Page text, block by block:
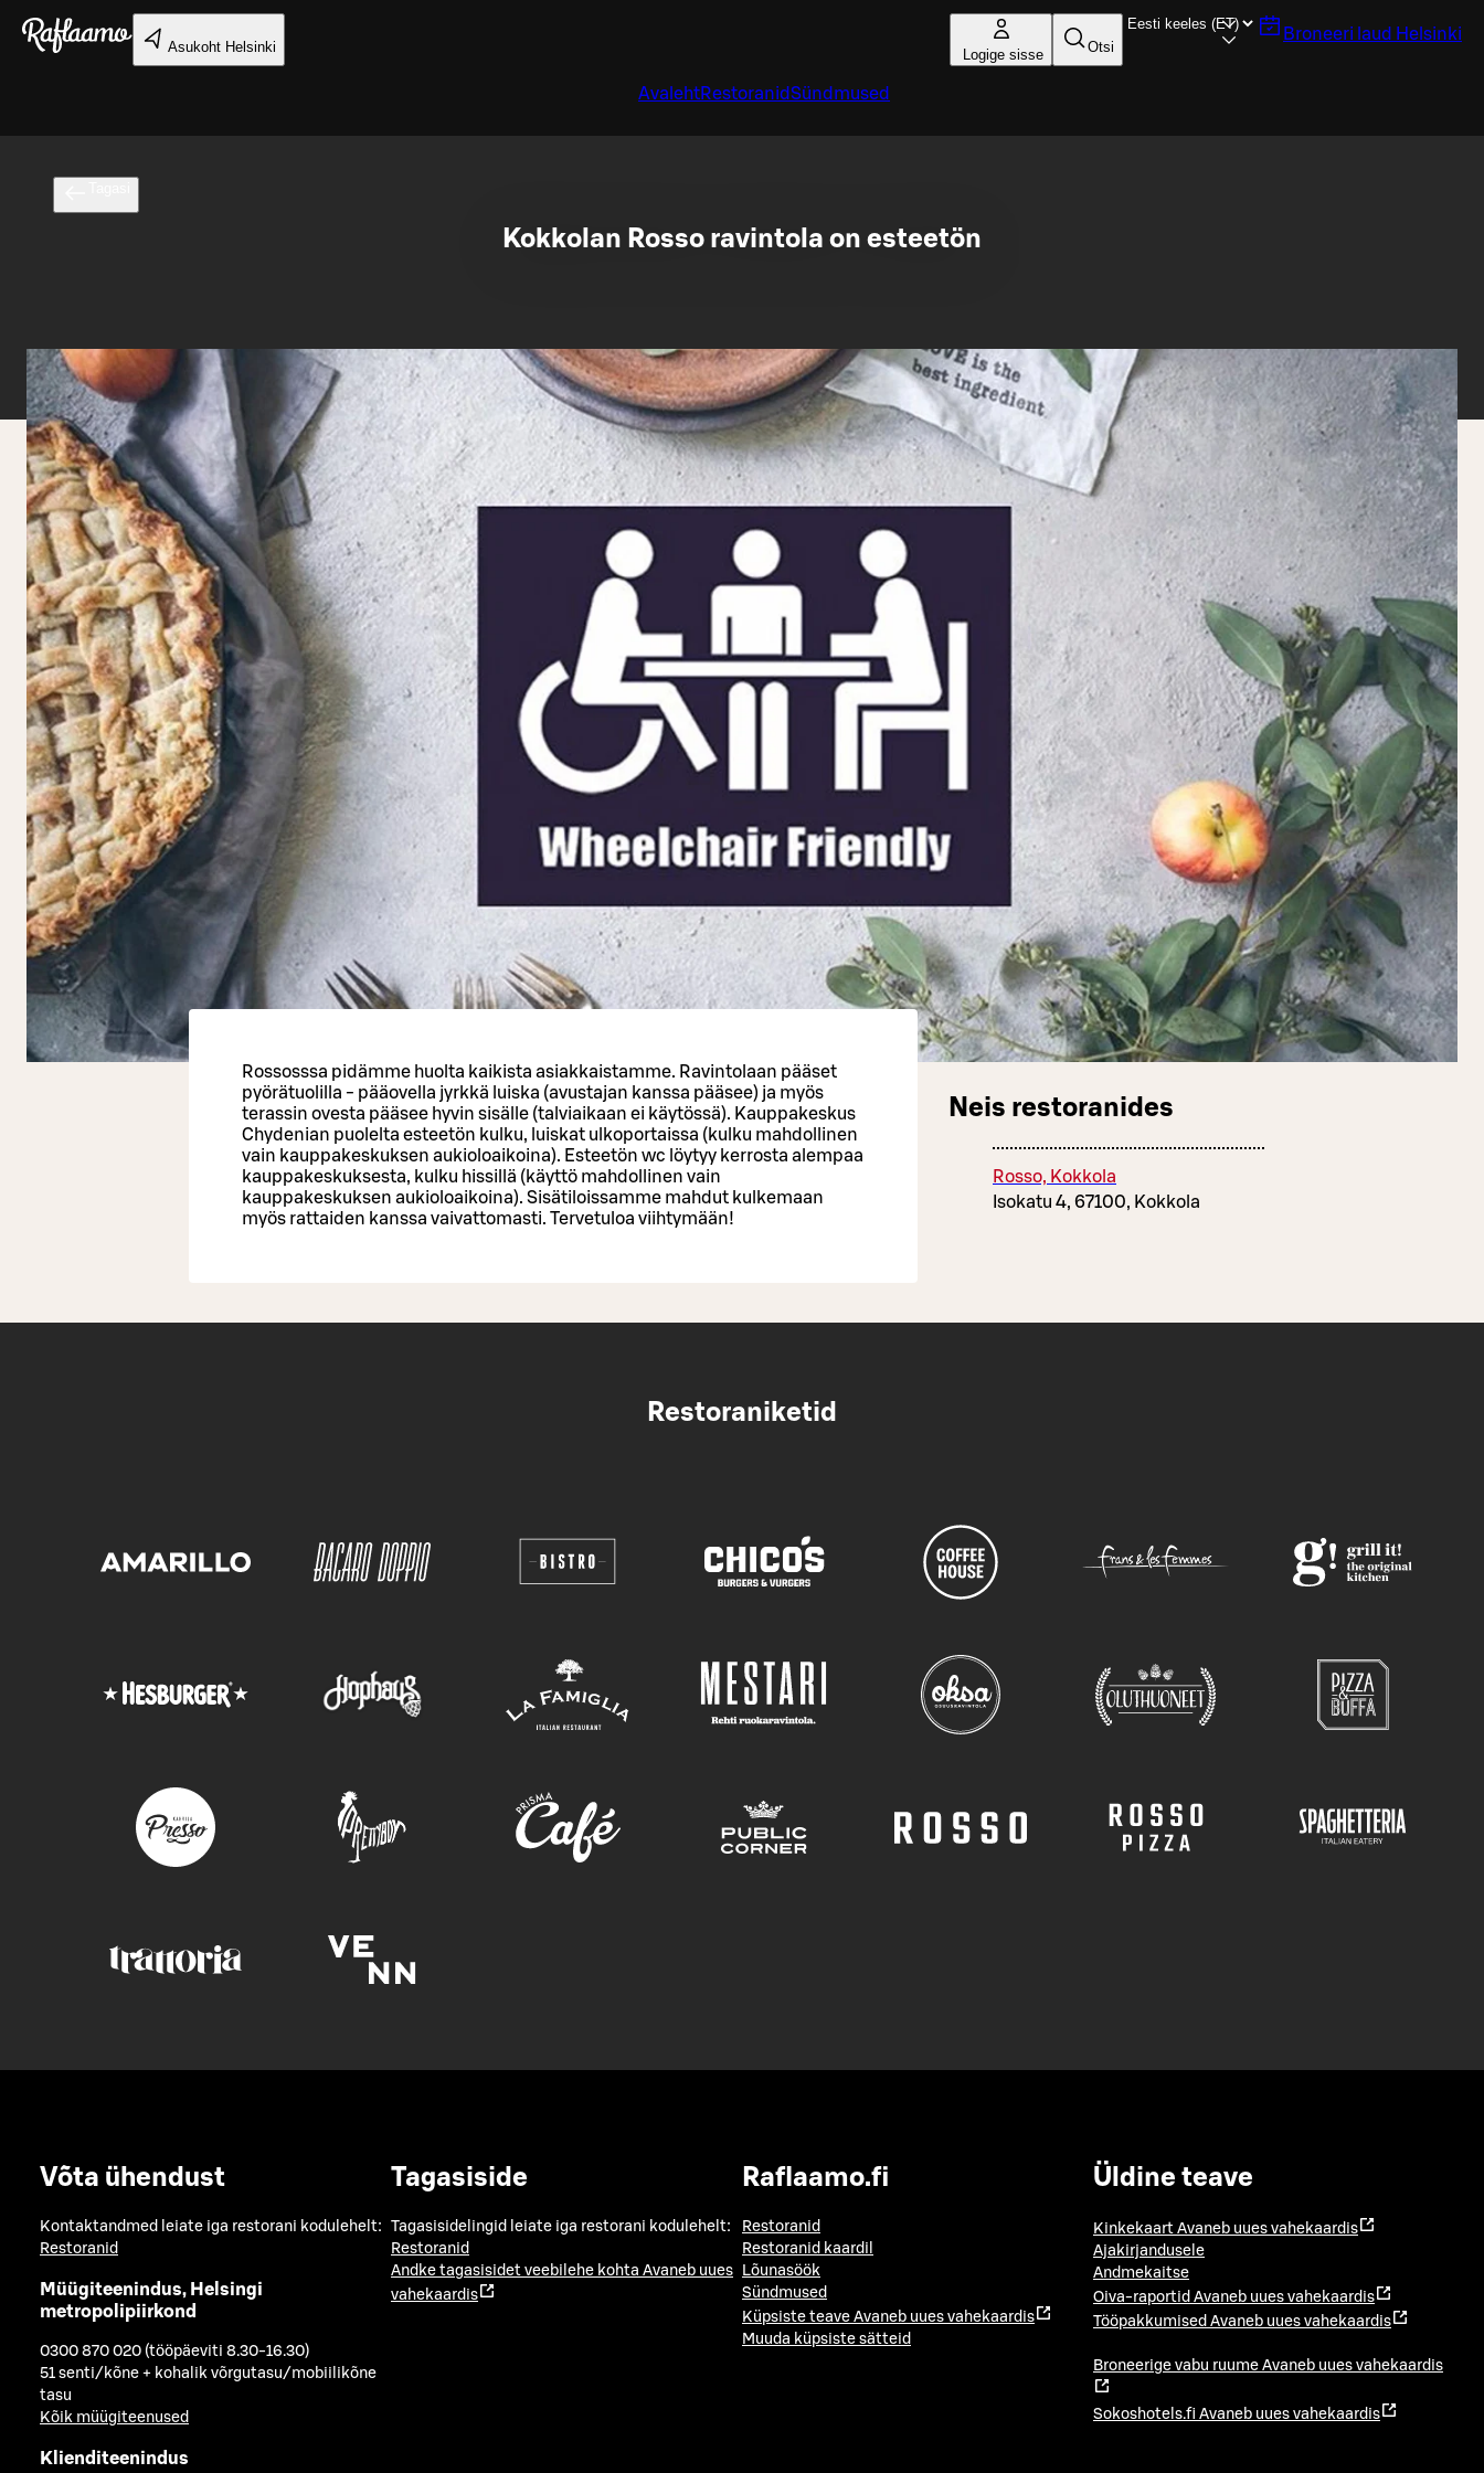
Liigu peamise sisu juurde
Asukoht Helsinki Logige sisse Otsi
Broneeri laud Helsinki
AvalehtRestoranidSündmused
Kokkolan Rosso ravintola on esteetön
Rossosssa pidämme huolta kaikista asiakkaistamme. Ravintolaan pääset
pyörätuolilla - pääovella jyrkkä luiska (avustajan kanssa pääsee) ja myös
terassin ovesta pääsee hyvin sisälle (talviaikaan ei käytössä). Kauppakeskus
Chydenian puolelta esteetön kulku, luiskat ulkoportaissa (kulku mahdollinen
vain kauppakeskuksen aukioloaikoina). Esteetön wc löytyy kerrosta alempaa
kauppakeskuksesta, kulku hissillä (käyttö mahdollinen vain
kauppakeskuksen aukioloaikoina). Sisätiloissamme mahdut kulkemaan
myös rattaiden kanssa vaivattomasti. Tervetuloa viihtymään!
Neis restoranides
Rosso, Kokkola
Isokatu 4, 67100, Kokkola
Restoraniketid
Võta ühendust
Kontaktandmed leiate iga restorani kodulehelt:
Restoranid
Müügiteenindus, Helsingi
metropolipiirkond
0300 870 020 (tööpäeviti 8.30-16.30)
51 senti/kõne + kohalik võrgutasu/mobiilikõne
tasu
Kõik müügiteenused
Klienditeenindus
Tagasiside
Tagasisidelingid leiate iga restorani kodulehelt:
Restoranid
Andke tagasisidet veebilehe kohta Avaneb uues
vahekaardis
Raflaamo.fi
Restoranid
Restoranid kaardil
Lõunasöök
Sündmused
Küpsiste teave Avaneb uues vahekaardis
Muuda küpsiste sätteid
Üldine teave
Kinkekaart Avaneb uues vahekaardis
Ajakirjandusele
Andmekaitse
Oiva-raportid Avaneb uues vahekaardis
Tööpakkumised Avaneb uues vahekaardis
Broneerige vabu ruume Avaneb uues vahekaardis
Sokoshotels.fi Avaneb uues vahekaardis